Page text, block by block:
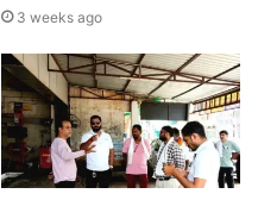
3 weeks ago